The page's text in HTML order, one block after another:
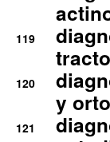
119
120
y
121